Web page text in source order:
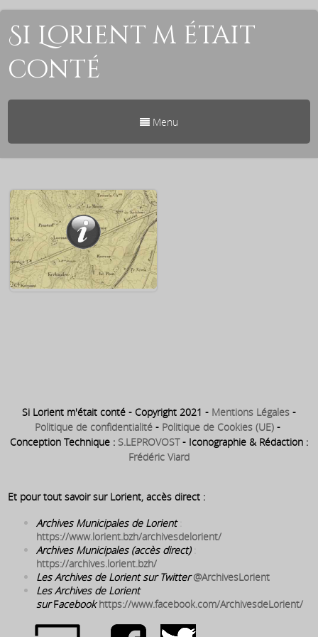
Si Lorient m était
conté
Menu
Si Lorient m'était conté - Copyright 2021 - Mentions Légales -
Politique de confidentialité - Politique de Cookies (UE) -
Conception Technique : S.LEPROVOST- Iconographie & Rédaction :
Frédéric Viard
Et pour tout savoir sur Lorient, accès direct :
Archives Municipales de Lorient
https://www.lorient.bzh/archivesdelorient/
Archives Municipales (accès direct):
https://archives.lorient.bzh/
Les Archives de Lorient sur Twitter @ArchivesLorient
Les Archives de Lorient
sur Facebook https://www.facebook.com/ArchivesdeLorient/